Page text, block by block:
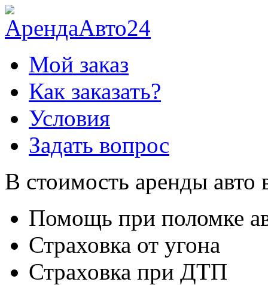
Мой заказ
Как заказать?
Условия
Задать вопрос
В стоимость аренды авто
Помощь при поломке
Страховка от угона
Страховка при ДТП